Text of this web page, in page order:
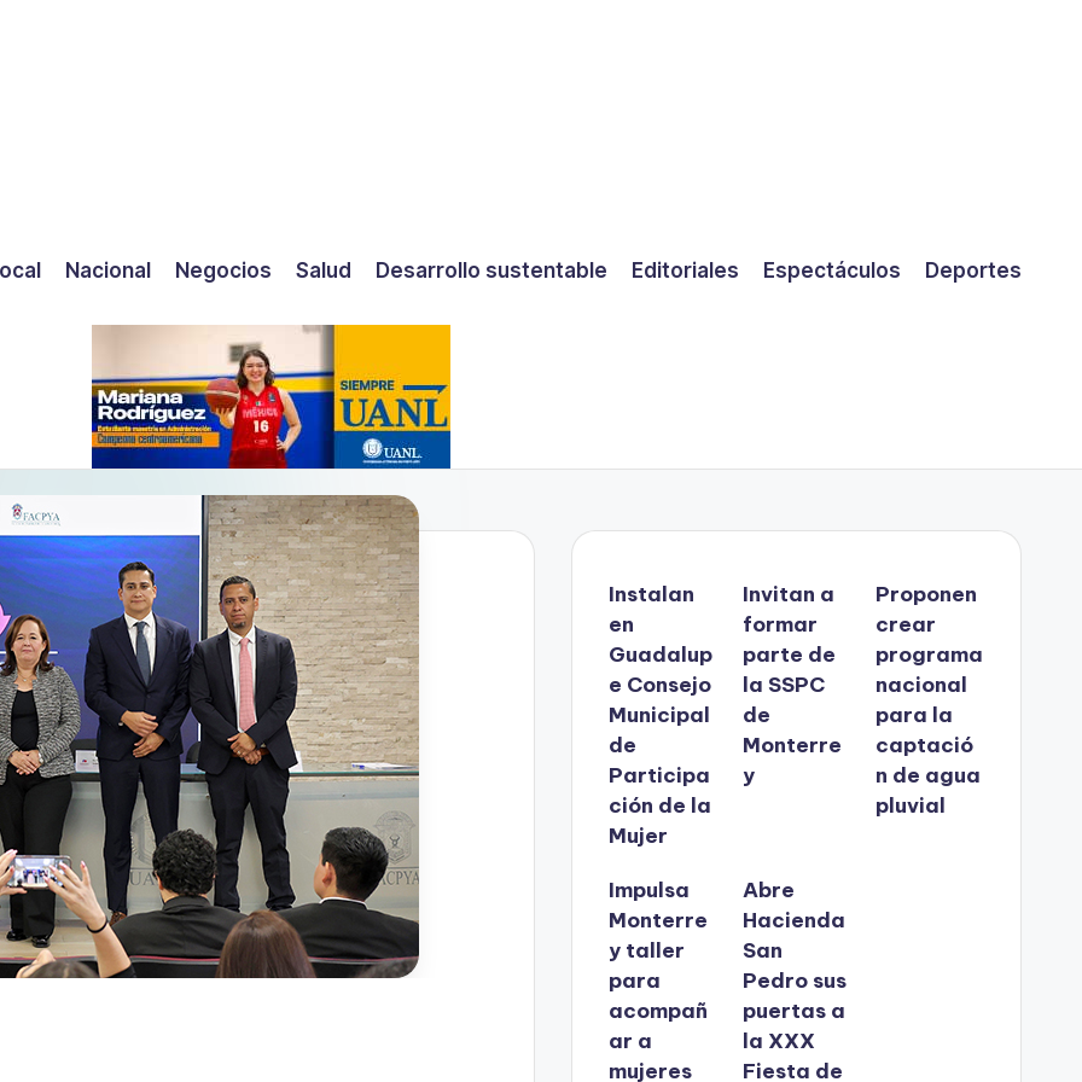
Nacional Negocios Salud Desarrollo sustentable Editoriales Espectáculos Deportes
Instalan
en
Guadalup
e Consejo
Municipal
de
Participa
ción de la
Mujer
Invitan a
formar
parte de
la SSPC
de
Monterre
y
Proponen
crear
programa
nacional
para la
captació
n de agua
pluvial
Impulsa
Monterre
y taller
para
acompañ
ar a
mujeres
Abre
Hacienda
San
Pedro sus
puertas a
la XXX
Fiesta de